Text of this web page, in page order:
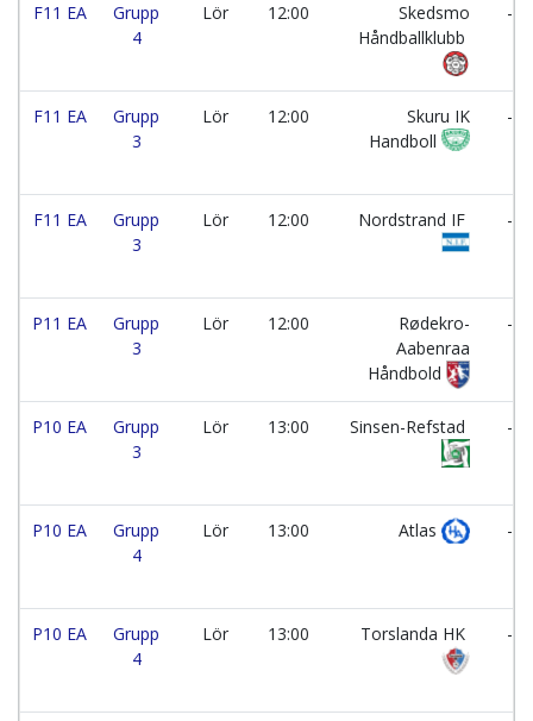
F11 EA
Grupp
4
Lör 12:00
Skedsmo
Håndballklubb
-
F11 EA
Grupp
3
Lör 12:00
Skuru IK
Handboll
-
F11 EA
Grupp
3
Lör 12:00 Nordstrand IF -
P11 EA
Grupp
3
Lör 12:00
Rødekro-
Aabenraa
Håndbold
-
P10 EA
Grupp
3
Lör 13:00 Sinsen-Refstad -
P10 EA
Grupp
4
Lör 13:00 Atlas -
P10 EA
Grupp
4
Lör 13:00 Torslanda HK -